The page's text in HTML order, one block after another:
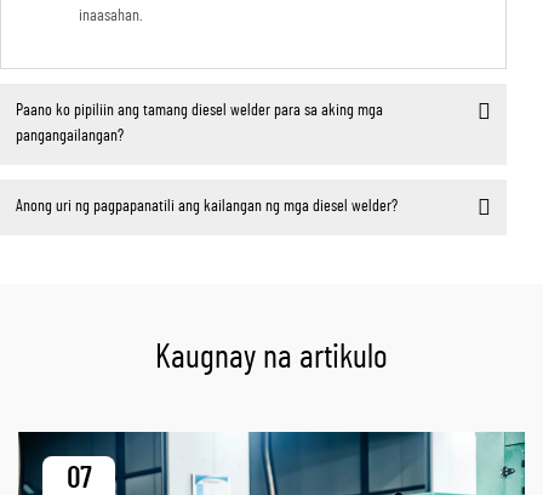
inaasahan.
Paano ko pipiliin ang tamang diesel welder para sa aking mga
pangangailangan?
Anong uri ng pagpapanatili ang kailangan ng mga diesel welder?
Kaugnay na artikulo
07